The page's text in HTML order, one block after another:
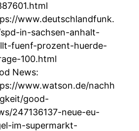
www.deutschlandfunk.
in-sachsen-anhalt-
fuenf-prozent-huerde-
100.html
News:
www.watson.de/nachh
good-
247136137-neue-eu-
im-supermarkt-